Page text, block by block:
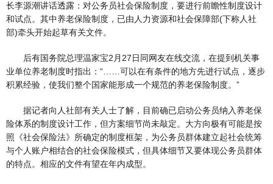
长李源潮讲话透露：对公务员社会保险制度，要进行前瞻性制度设计
和试点。其中养老保险制度，已由人力资源和社会保障部(下称人社
部)牵头开始起草有关文件。
后有国务院总理温家宝2月27日同网友在线交流，在提到机关事
业单位养老制度时指出：“……可以在有条件的地方先进行试点，逐步
积累经验，使我们整个国家能形成一个规范的养老保险制度。”
据记者向人社部有关人士了解，目前确已启动公务员纳入养老保
险体系的制度设计工作，但方案细节尚未敲定。大方向极有可能是按
照《社会保险法》所确定的制度框架，为公务员群体建立起社会统筹
与个人账户相结合的社会保险模式，但具体细节又要体现公务员群体
的特点。相应的文件有望在年内成型。